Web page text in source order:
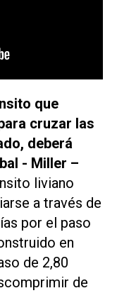
que
cruzar las
deberá
- Miller –
liviano
a través de
por el paso
en
de 2,80
de